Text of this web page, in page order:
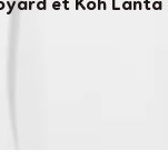
et Koh